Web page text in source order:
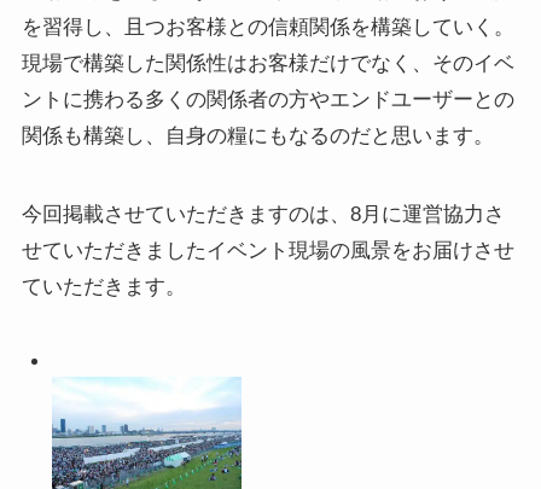
を習得し、且つお客様との信頼関係を構築していく。
現場で構築した関係性はお客様だけでなく、そのイベ
ントに携わる多くの関係者の方やエンドユーザーとの
関係も構築し、自身の糧にもなるのだと思います。
今回掲載させていただきますのは、8月に運営協力さ
せていただきましたイベント現場の風景をお届けさせ
ていただきます。